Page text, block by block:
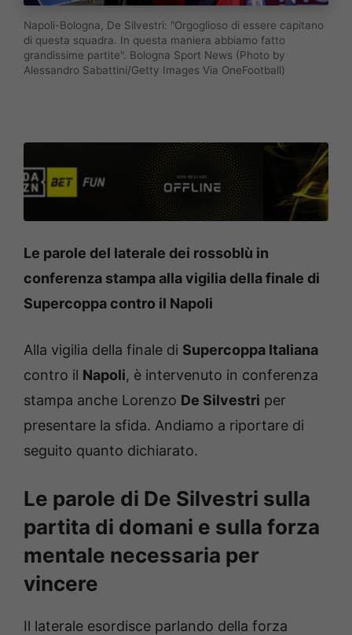
Napoli-Bologna, De Silvestri: "Orgoglioso di essere capitano
di questa squadra. In questa maniera abbiamo fatto
grandissime partite". Bologna Sport News (Photo by
Alessandro Sabattini/Getty Images Via OneFootball)
Le parole del laterale dei rossoblù in
conferenza stampa alla vigilia della finale di
Supercoppa contro il Napoli
Alla vigilia della finale di Supercoppa Italiana
contro il Napoli, è intervenuto in conferenza
stampa anche Lorenzo De Silvestri per
presentare la sfida. Andiamo a riportare di
seguito quanto dichiarato.
Le parole di De Silvestri sulla
partita di domani e sulla forza
mentale necessaria per
vincere
Il laterale esordisce parlando della forza